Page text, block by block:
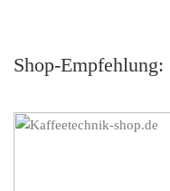
Shop-Empfehlung: